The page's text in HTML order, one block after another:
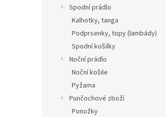
Spodní prádlo
Kalhotky, tanga
Podprsenky, topy (lambády)
Spodní košilky
Noční prádlo
Noční košile
Pyžama
Punčochové zboží
Ponožky